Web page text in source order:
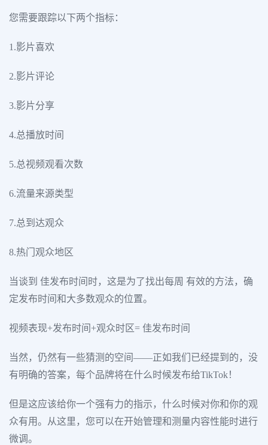
您需要跟踪以下两个指标：
1.影片喜欢
2.影片评论
3.影片分享
4.总播放时间
5.总视频观看次数
6.流量来源类型
7.总到达观众
8.热门观众地区
当谈到 佳发布时间时，这是为了找出每周 有效的方法，确
定发布时间和大多数观众的位置。
视频表现+发布时间+观众时区= 佳发布时间
当然，仍然有一些猜测的空间——正如我们已经提到的，没
有明确的答案，每个品牌将在什么时候发布给TikTok！
但是这应该给你一个强有力的指示，什么时候对你和你的观
众有用。从这里，您可以在开始管理和测量内容性能时进行
微调。